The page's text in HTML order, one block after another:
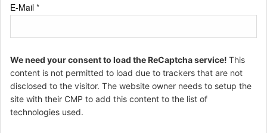
E-Mail *
We need your consent to load the ReCaptcha service! This
content is not permitted to load due to trackers that are not
disclosed to the visitor. The website owner needs to setup the
site with their CMP to add this content to the list of
technologies used.